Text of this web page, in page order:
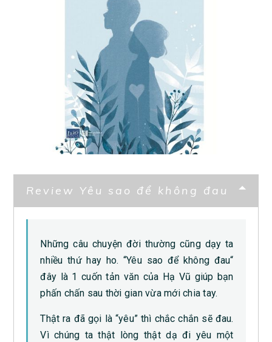
Review Yêu sao để không đau
Những câu chuyện đời thường cũng dạy ta
nhiều thứ hay ho. “Yêu sao để không đau“
đây là 1 cuốn tản văn của Hạ Vũ giúp bạn
phấn chấn sau thời gian vừa mới chia tay.
Thật ra đã gọi là “yêu” thì chắc chắn sẽ đau.
Vì chúng ta thật lòng thật dạ đi yêu một